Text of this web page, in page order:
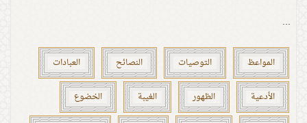
...
المواعظ التوصيات النصائح العبادات
الأدعية الظهور الغيبة الخضوع